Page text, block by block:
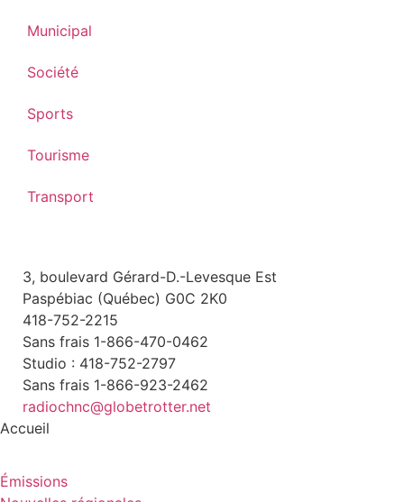
Municipal
Société
Sports
Tourisme
Transport
3, boulevard Gérard-D.-Levesque Est
Paspébiac (Québec) G0C 2K0
418-752-2215
Sans frais 1-866-470-0462
Studio : 418-752-2797
Sans frais 1-866-923-2462
radiochnc@globetrotter.net
Accueil
Émissions